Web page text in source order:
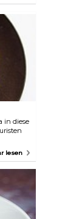
in diese
Hafen
und die
lesen